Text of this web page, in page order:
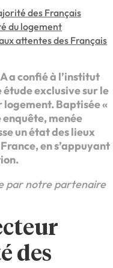
des Français
du logement
attentes des Français
a confié à l’institut
exclusive sur le
Baptisée «
enquête, menée
un état des lieux
en s’appuyant
par notre partenaire
des